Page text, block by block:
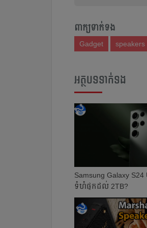
ពាក្យទាក់ទង
Gadget speakers
អត្ថបទទាក់ទង
Samsung Galaxy
ទំហំផ្ទុកដល់ 2TB?